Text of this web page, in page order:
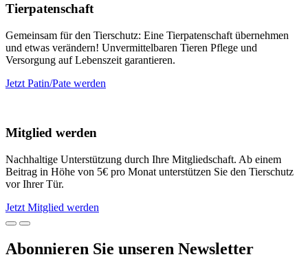
Tierpatenschaft
Gemeinsam für den Tierschutz: Eine Tierpatenschaft übernehmen
und etwas verändern! Unvermittelbaren Tieren Pflege und
Versorgung auf Lebenszeit garantieren.
Jetzt Patin/Pate werden
Mitglied werden
Nachhaltige Unterstützung durch Ihre Mitgliedschaft. Ab einem
Beitrag in Höhe von 5€ pro Monat unterstützen Sie den Tierschutz
vor Ihrer Tür.
Jetzt Mitglied werden
Abonnieren Sie unseren Newsletter